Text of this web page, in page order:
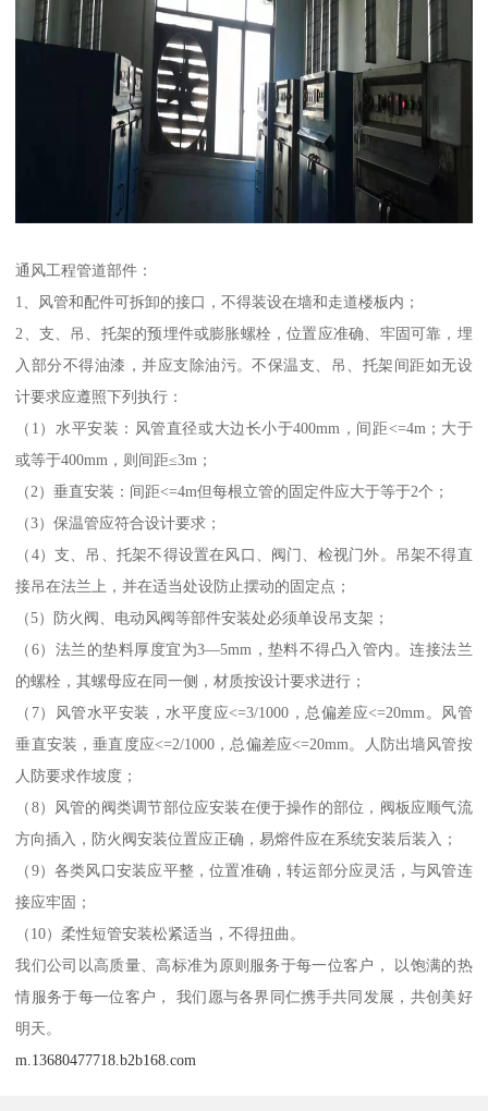
通风工程管道部件：
1、风管和配件可拆卸的接口，不得装设在墙和走道楼板内；
2、支、吊、托架的预埋件或膨胀螺栓，位置应准确、牢固可靠，埋
入部分不得油漆，并应支除油污。不保温支、吊、托架间距如无设
计要求应遵照下列执行：
（1）水平安装：风管直径或大边长小于400mm，间距<=4m；大于
或等于400mm，则间距≤3m；
（2）垂直安装：间距<=4m但每根立管的固定件应大于等于2个；
（3）保温管应符合设计要求；
（4）支、吊、托架不得设置在风口、阀门、检视门外。吊架不得直
接吊在法兰上，并在适当处设防止摆动的固定点；
（5）防火阀、电动风阀等部件安装处必须单设吊支架；
（6）法兰的垫料厚度宜为3—5mm，垫料不得凸入管内。连接法兰
的螺栓，其螺母应在同一侧，材质按设计要求进行；
（7）风管水平安装，水平度应<=3/1000，总偏差应<=20mm。风管
垂直安装，垂直度应<=2/1000，总偏差应<=20mm。人防出墙风管按
人防要求作坡度；
（8）风管的阀类调节部位应安装在便于操作的部位，阀板应顺气流
方向插入，防火阀安装位置应正确，易熔件应在系统安装后装入；
（9）各类风口安装应平整，位置准确，转运部分应灵活，与风管连
接应牢固；
（10）柔性短管安装松紧适当，不得扭曲。
我们公司以高质量、高标准为原则服务于每一位客户， 以饱满的热
情服务于每一位客户， 我们愿与各界同仁携手共同发展，共创美好
明天。
m.13680477718.b2b168.com